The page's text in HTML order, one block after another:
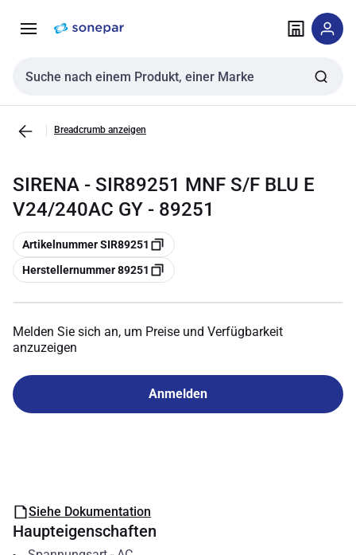
NavigationInhalt
Sucheingabe
Breadcrumb anzeigen
SIRENA - SIR89251 MNF S/F BLU E
V24/240AC GY - 89251
Kopieren
Artikelnummer SIR89251
Kopieren
Herstellernummer 89251
Melden Sie sich an, um Preise und Verfügbarkeit
anzuzeigen
Anmelden
Siehe Dokumentation
Haupteigenschaften